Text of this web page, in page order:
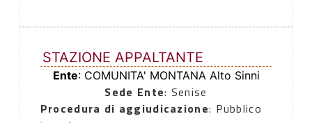
STAZIONE APPALTANTE
Ente: COMUNITA' MONTANA Alto Sinni
Sede Ente: Senise
Procedura di aggiudicazione: Pubblico